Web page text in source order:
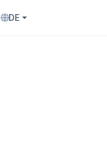
DE